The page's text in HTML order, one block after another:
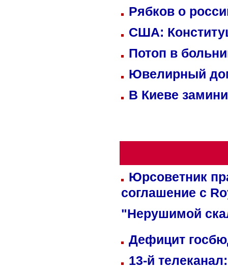
Рябков о
США:
Потоп в
Ювелирный
В Киеве
Юрсоветник
соглашение с
"Нерушимой
Дефицит
13-й